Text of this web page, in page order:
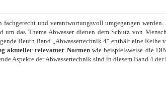
fachgerecht und verantwortungsvoll umgegangen
um das Thema Abwasser dienen dem Schutz von
Beuth Band „Abwassertechnik 4“ enthält eine Reihe
aktueller relevanter Normenwie beispielsweise die
Aspekte der Abwassertechnik sind in diesem Band 4